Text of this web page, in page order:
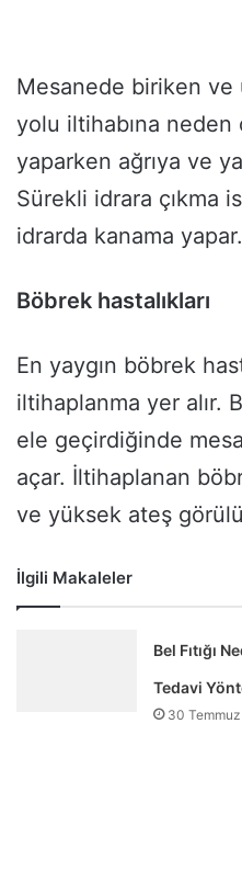
Mesanede biriken
yolu iltihabına neden
yaparken ağrıya ve
Sürekli idrara çıkma
idrarda kanama yapar.
Böbrek hastalıkları
En yaygın böbrek
iltihaplanma yer alır.
ele geçirdiğinde
açar. İltihaplanan
ve yüksek ateş
İlgili Makaleler
Bel Fıtığı
Tedavi
30